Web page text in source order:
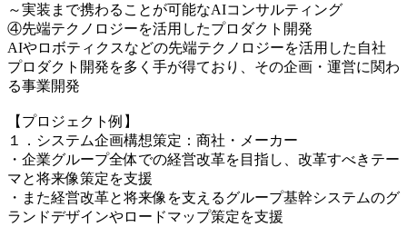
～実装まで携わることが可能なAIコンサルティング
④先端テクノロジーを活用したプロダクト開発
AIやロボティクスなどの先端テクノロジーを活用した自社
プロダクト開発を多く手が得ており、その企画・運営に関わ
る事業開発
【プロジェクト例】
１．システム企画構想策定：商社・メーカー
・企業グループ全体での経営改革を目指し、改革すべきテー
マと将来像策定を支援
・また経営改革と将来像を支えるグループ基幹システムのグ
ランドデザインやロードマップ策定を支援